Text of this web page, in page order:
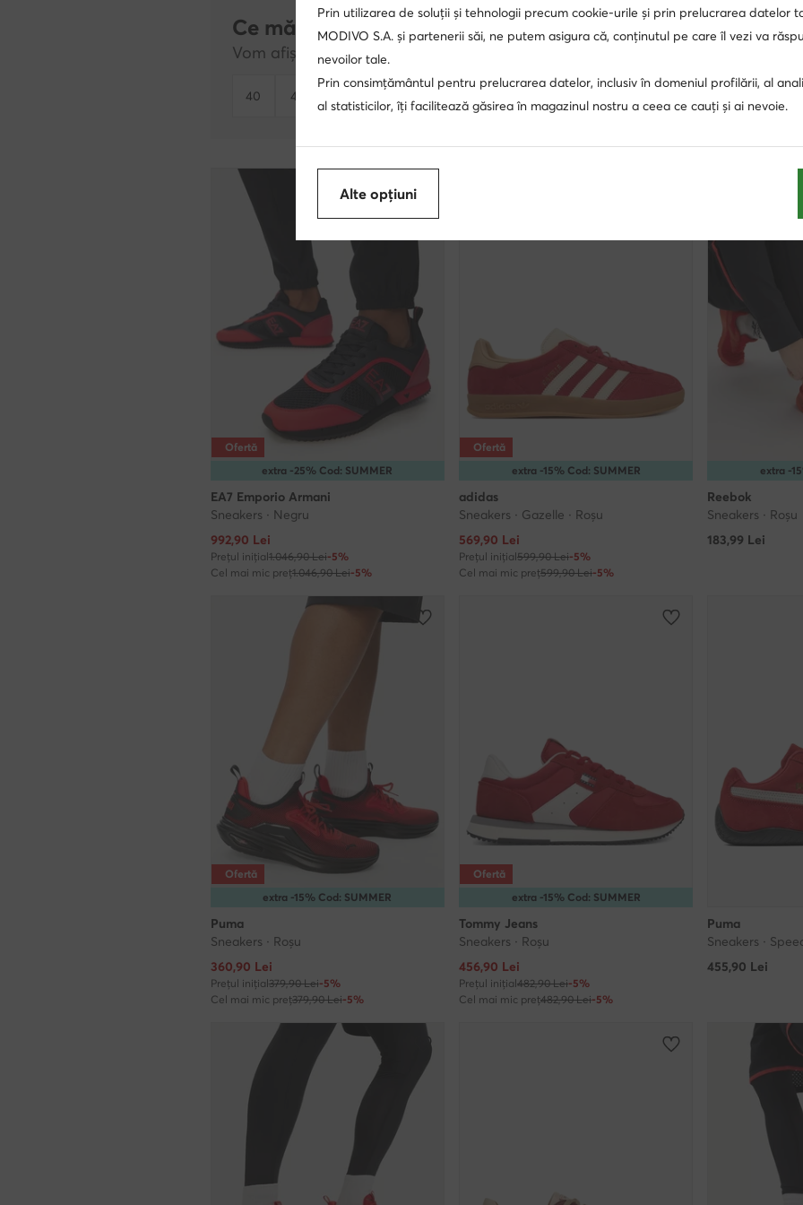
Ce mărime cauți?
Vom afișa produsele disponibile pentru mărimea aleasă.
40 41
extra -25% Cod: SUMMER
Ofertă
EA7 Emporio Armani
Sneakers · Negru
Prețul actual
992,90 Lei
Prețul inițial1.046,90 Lei-5%
Cel mai mic preț1.046,90 Lei-5%
extra -15% Cod: SUMMER
Ofertă
adidas
Sneakers · Gazelle · Roșu
Prețul actual
569,90 Lei
Prețul inițial599,90 Lei-5%
Cel mai mic preț599,90 Lei-5%
extra -
Reebok
Sneakers · Roșu
183,99 Lei
extra -15% Cod: SUMMER
Ofertă
Puma
Sneakers · Roșu
Prețul actual
360,90 Lei
Prețul inițial379,90 Lei-5%
Cel mai mic preț379,90 Lei-5%
extra -15% Cod: SUMMER
Ofertă
Tommy Jeans
Sneakers · Roșu
Prețul actual
456,90 Lei
Prețul inițial482,90 Lei-5%
Cel mai mic preț482,90 Lei-5%
Puma
Sneakers ·
455,90 Lei
Prin utilizarea de soluții și tehnologii precum cookie-urile și prin prelucrarea datelor
MODIVO S.A. și partenerii săi, ne putem asigura că, conținutul pe care îl vezi va
nevoilor tale.
Prin consimțământul pentru prelucrarea datelor, inclusiv în domeniul profilării, al
al statisticilor, îți facilitează găsirea în magazinul nostru a ceea ce cauți și ai nevoie.
Alte opțiuni